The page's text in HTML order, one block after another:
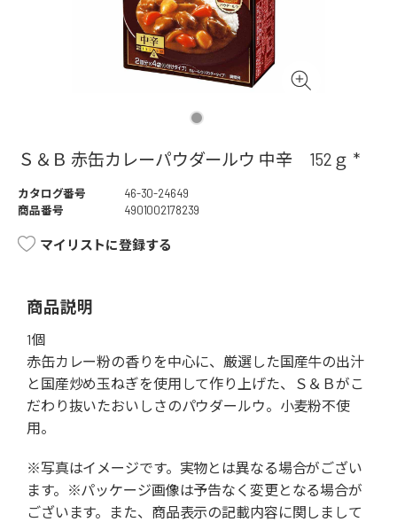
Ｓ＆Ｂ 赤缶カレーパウダールウ 中辛 152ｇ *
カタログ番号
46-30-24649
商品番号
4901002178239
マイリストに登録する
商品説明
1個
赤缶カレー粉の香りを中心に、厳選した国産牛の出汁
と国産炒め玉ねぎを使用して作り上げた、Ｓ＆Ｂがこ
だわり抜いたおいしさのパウダールウ。小麦粉不使
用。
※写真はイメージです。実物とは異なる場合がござい
ます。※パッケージ画像は予告なく変更となる場合が
ございます。また、商品表示の記載内容に関しまして